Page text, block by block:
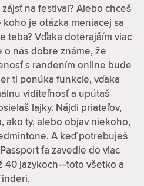
na festival? Alebo chceš
je otázka meniacej sa
teba? Vďaka doterajším viac
nás dobre známe, že
s randením online bude
ti ponúka funkcie, vďaka
viditeľnosť a upútaš
lajky. Nájdi priateľov,
ako ty, alebo objav niekoho,
A keď potrebuješ
ťa zavedie do viac
40 jazykoch—toto všetko a